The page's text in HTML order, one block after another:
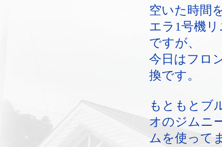
空いた時間
エラ1号機
ですが、
今日はフロ
換です。
もともとブ
オのジムニ
ムを使って